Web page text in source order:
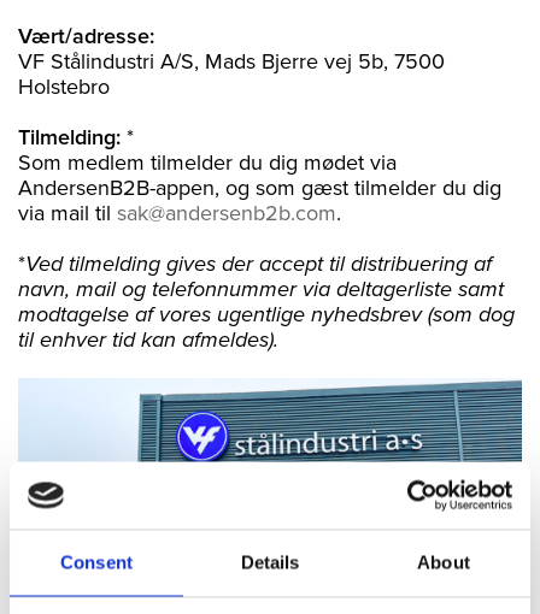
Consent Details About
Vært/adresse:
VF Stålindustri A/S, Mads Bjerre vej 5b, 7500
Holstebro
Tilmelding: *
Som medlem tilmelder du dig mødet via
AndersenB2B-appen, og som gæst tilmelder du dig
via mail til sak@andersenb2b.com.
*Ved tilmelding gives der accept til distribuering af
navn, mail og telefonnummer via deltagerliste samt
modtagelse af vores ugentlige nyhedsbrev (som dog
til enhver tid kan afmeldes).